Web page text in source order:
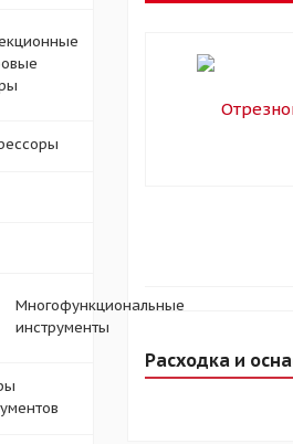
Расходка и
Многофункциональные
инструменты